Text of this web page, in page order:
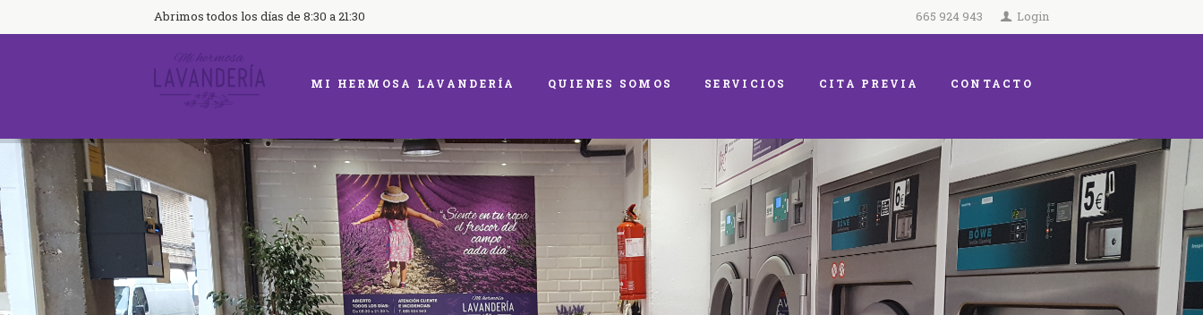
Abrimos todos los días de 8:30 a 21:30 665 924 943 Login
MI HERMOSA LAVANDERÍA QUIENES SOMOS SERVICIOS CITA PREVIA CONTACTO